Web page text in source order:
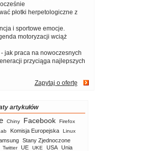
płotki herpetologiczne z
i sportowe emocje.
motoryzacji wciąż
jak praca na nowoczesnych
przyciąga najlepszych
Zapytaj o ofertę
artykułów
Chiny Facebook Firefox
Komisja Europejska Linux
Stany Zjednoczone
Twitter UE UKE USA
Unia